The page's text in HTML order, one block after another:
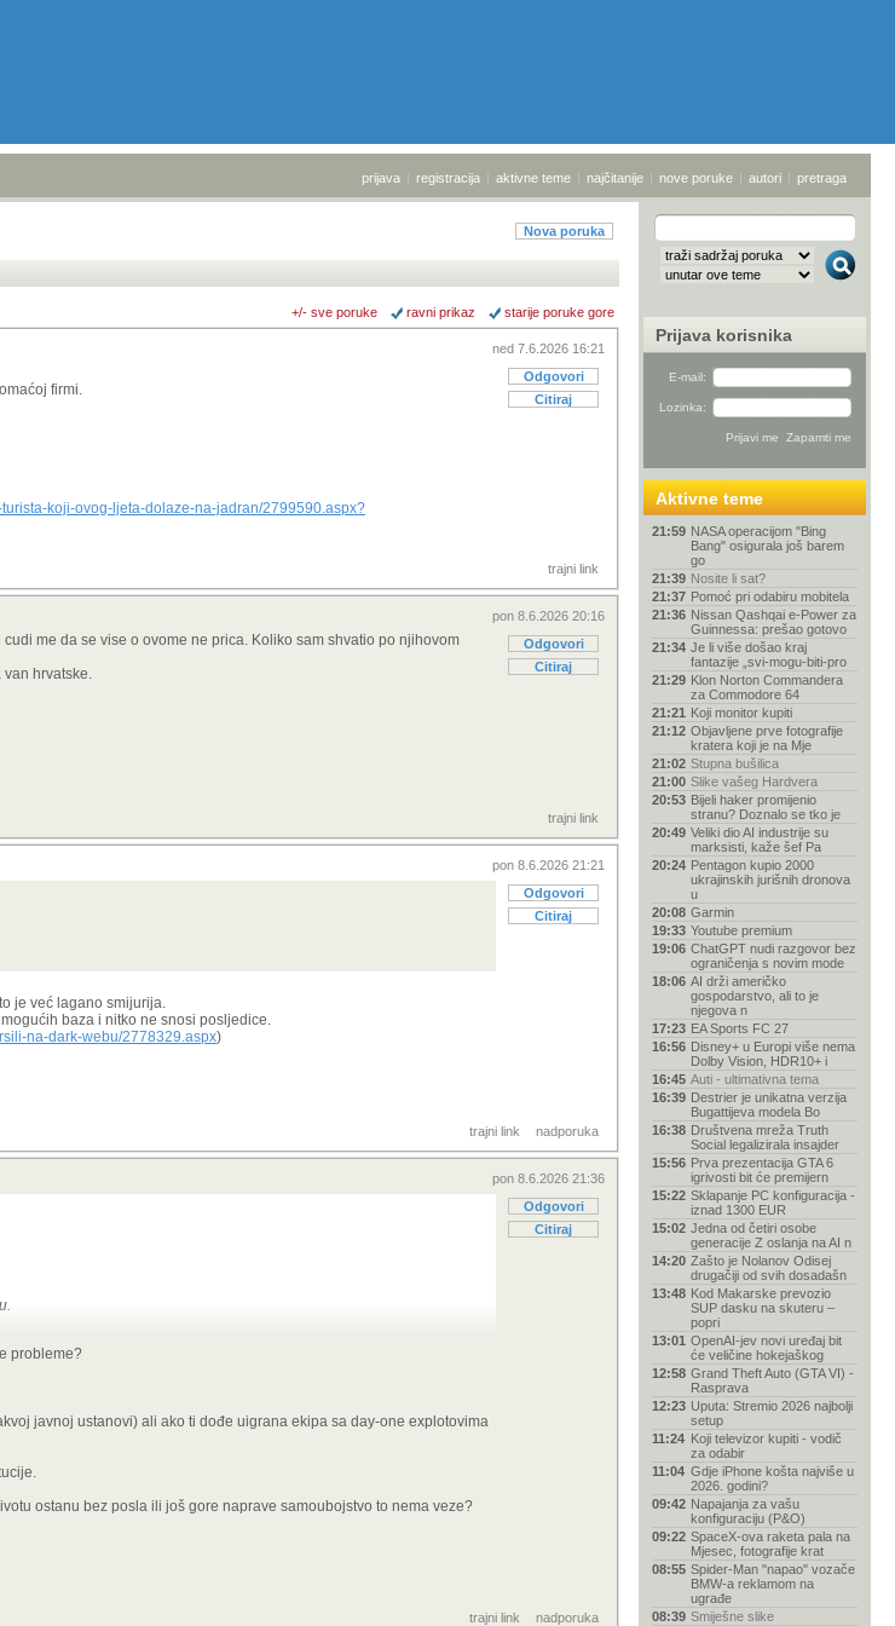
prijava | registracija | aktivne teme | najčitanije | nove poruke | autori | pretraga
Nova poruka
+/- sve poruke ravni prikaz starije poruke gore
ned 7.6.2026 16:21
Odgovori
Citiraj
firmi.
koji-ovog-ljeta-dolaze-na-jadran/2799590.aspx?
trajni link
pon 8.6.2026 20:16
Odgovori
Citiraj
me da se vise o ovome ne prica. Koliko sam shvatio po njihovom
van hrvatske.
trajni link
pon 8.6.2026 21:21
Odgovori
Citiraj
je već lagano smijurija.
baza i nitko ne snosi posljedice.
na-dark-webu/2778329.aspx)
trajni link nadporuka
pon 8.6.2026 21:36
Odgovori
Citiraj
to je već lagano smijurija.
svih mogućih baza i nitko ne snosi posljedice.
zavrsili-na-dark-webu/2778329.aspx
probleme?
javnoj ustanovi) ali ako ti dođe uigrana ekipa sa day-one explotovima
ostanu bez posla ili još gore naprave samoubojstvo to nema veze?
trajni link nadporuka
Prijava korisnika
E-mail:
Lozinka:
Aktivne teme
21:59 NASA operacijom "Bing
Bang" osigurala još barem
go
21:39 Nosite li sat?
21:37 Pomoć pri odabiru mobitela
21:36 Nissan Qashqai e-Power za
Guinnessa: prešao gotovo
21:34 Je li više došao kraj
fantazije „svi-mogu-biti-pro
21:29 Klon Norton Commandera
za Commodore 64
21:21 Koji monitor kupiti
21:12 Objavljene prve fotografije
kratera koji je na Mje
21:02 Stupna bušilica
21:00 Slike vašeg Hardvera
20:53 Bijeli haker promijenio
stranu? Doznalo se tko je
20:49 Veliki dio AI industrije su
marksisti, kaže šef Pa
20:24 Pentagon kupio 2000
ukrajinskih jurišnih dronova
u
20:08 Garmin
19:33 Youtube premium
19:06 ChatGPT nudi razgovor bez
ograničenja s novim mode
18:06 AI drži američko
gospodarstvo, ali to je
njegova n
17:23 EA Sports FC 27
16:56 Disney+ u Europi više nema
Dolby Vision, HDR10+ i
16:45 Auti - ultimativna tema
16:39 Destrier je unikatna verzija
Bugattijeva modela Bo
16:38 Društvena mreža Truth
Social legalizirala insajder
15:56 Prva prezentacija GTA 6
igrivosti bit će premijern
15:22 Sklapanje PC konfiguracija -
iznad 1300 EUR
15:02 Jedna od četiri osobe
generacije Z oslanja na AI n
14:20 Zašto je Nolanov Odisej
drugačiji od svih dosadašn
13:48 Kod Makarske prevozio
SUP dasku na skuteru –
popri
13:01 OpenAI-jev novi uređaj bit
će veličine hokejaškog
12:58 Grand Theft Auto (GTA VI) -
Rasprava
12:23 Uputa: Stremio 2026 najbolji
setup
11:24 Koji televizor kupiti - vodič
za odabir
11:04 Gdje iPhone košta najviše u
2026. godini?
09:42 Napajanja za vašu
konfiguraciju (P&O)
09:22 SpaceX-ova raketa pala na
Mjesec, fotografije krat
08:55 Spider-Man "napao" vozače
BMW-a reklamom na
ugrađe
08:39 Smiješne slike